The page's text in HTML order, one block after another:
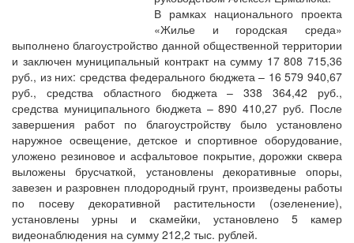
В рамках национального проекта
«Жилье и городская среда»
выполнено благоустройство данной общественной территории
и заключен муниципальный контракт на сумму 17 808 715,36
руб., из них: средства федерального бюджета – 16 579 940,67
руб., средства областного бюджета – 338 364,42 руб.,
средства муниципального бюджета – 890 410,27 руб. После
завершения работ по благоустройству было установлено
наружное освещение, детское и спортивное оборудование,
уложено резиновое и асфальтовое покрытие, дорожки сквера
выложены брусчаткой, установлены декоративные опоры,
завезен и разровнен плодородный грунт, произведены работы
по посеву декоративной растительности (озеленение),
установлены урны и скамейки, установлено 5 камер
видеонаблюдения на сумму 212,2 тыс. рублей.